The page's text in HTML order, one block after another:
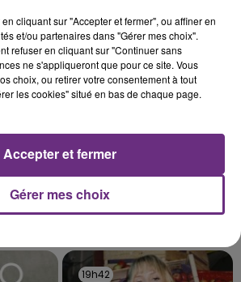
DE REIMS FERME
institutions du centre-ville
JouéClub est contraint de
19h42
19h42
cliquant sur "Accepter et fermer", ou affiner en
et/ou partenaires dans "Gérer mes choix".
refuser en cliquant sur "Continuer sans
ne s'appliqueront que pour ce site. Vous
choix, ou retirer votre consentement à tout
les cookies" situé en bas de chaque page.
Gérer mes choix
Accepter et fermer